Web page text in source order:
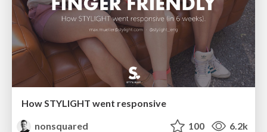
How STYLIGHT went responsive
nonsquared
100 6.2k